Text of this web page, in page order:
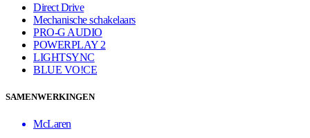
Direct Drive
Mechanische schakelaars
PRO-G AUDIO
POWERPLAY 2
LIGHTSYNC
BLUE VO!CE
SAMENWERKINGEN
McLaren